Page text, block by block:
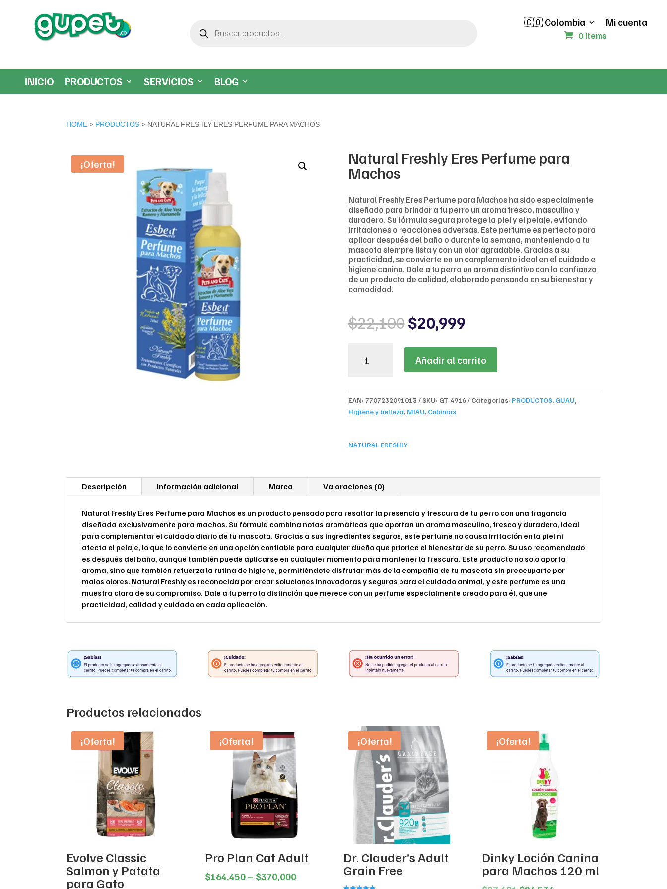
productos
🇨🇴 Colombia Mi cuenta
0 Items
INICIO PRODUCTOS SERVICIOS BLOG
HOME > PRODUCTOS > NATURAL FRESHLY ERES PERFUME PARA MACHOS
¡Oferta! Natural Freshly Eres Perfume para
Machos
Natural Freshly Eres Perfume para Machos ha sido especialmente
diseñado para brindar a tu perro un aroma fresco, masculino y
duradero. Su fórmula segura protege la piel y el pelaje, evitando
irritaciones o reacciones adversas. Este perfume es perfecto para
aplicar después del baño o durante la semana, manteniendo a tu
mascota siempre lista y con un olor agradable. Gracias a su
practicidad, se convierte en un complemento ideal en el cuidado e
higiene canina. Dale a tu perro un aroma distintivo con la confianza
de un producto de calidad, elaborado pensando en su bienestar y
comodidad.
$22,100Original
price
was:
$22,100.
$20,999Current
is:
$20,999.
Freshly
para
Machos
cantidad
Añadir al carrito
EAN: 7707232091013 SKU: GT-4916 Categorías: PRODUCTOS, GUAU,
Higiene y belleza, MIAU, Colonias
NATURAL FRESHLY
Descripción Información adicional Marca Valoraciones (0)
Natural Freshly Eres Perfume para Machos es un producto pensado para resaltar la presencia y frescura de tu perro con una fragancia
diseñada exclusivamente para machos. Su fórmula combina notas aromáticas que aportan un aroma masculino, fresco y duradero, ideal
para complementar el cuidado diario de tu mascota. Gracias a sus ingredientes seguros, este perfume no causa irritación en la piel ni
afecta el pelaje, lo que lo convierte en una opción confiable para cualquier dueño que priorice el bienestar de su perro. Su uso recomendado
es después del baño, aunque también puede aplicarse en cualquier momento para mantener la frescura. Este producto no solo aporta
aroma, sino que también refuerza la rutina de higiene, permitiéndote disfrutar más de la compañía de tu mascota sin preocuparte por
malos olores. Natural Freshly es reconocida por crear soluciones innovadoras y seguras para el cuidado animal, y este perfume es una
muestra clara de su compromiso. Dale a tu perro la distinción que merece con un perfume especialmente creado para él, que une
practicidad, calidad y cuidado en cada aplicación.
Productos relacionados
¡Oferta!
Evolve Classic
Salmon y Patata
para Gato
¡Oferta!
Pro Plan Cat Adult
$164,450 – $370,000Price
¡Oferta!
Dr. Clauder’s Adult
Grain Free
¡Oferta!
Dinky Loción Canina
para Machos 120 ml